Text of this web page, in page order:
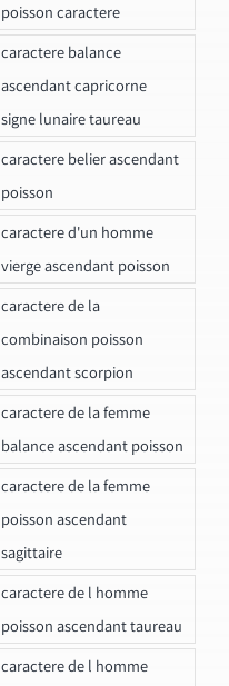
poisson caractere
caractere balance
ascendant capricorne
signe lunaire taureau
caractere belier ascendant
poisson
caractere d'un homme
vierge ascendant poisson
caractere de la
combinaison poisson
ascendant scorpion
caractere de la femme
balance ascendant poisson
caractere de la femme
poisson ascendant
sagittaire
caractere de l homme
poisson ascendant taureau
caractere de l homme